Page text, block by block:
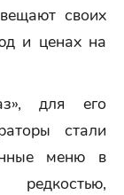
своих
и ценах на
для его
стали
меню в